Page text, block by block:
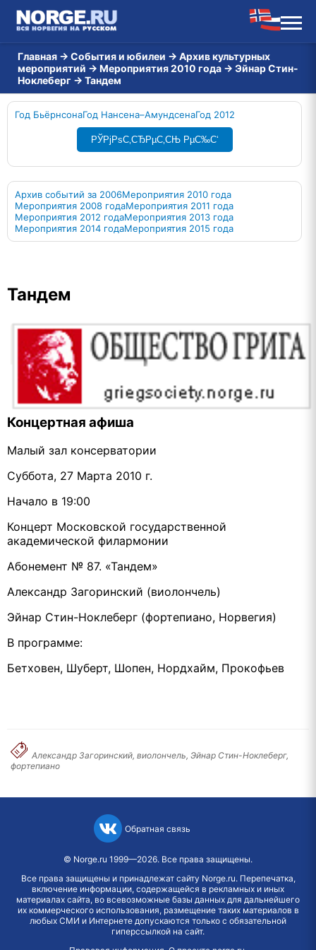
Главная → События и юбилеи → Архив культурных
мероприятий → Мероприятия 2010 года → Эйнар Стин-
Ноклеберг → Тандем
Год БьёрнсонаГод Нансена–АмундсенаГод 2012
РЎРјРѕС‚СЂРµС‚СЊ РµС‰С‘
Архив событий за 2006Мероприятия 2010 года
Мероприятия 2008 годаМероприятия 2011 года
Мероприятия 2012 годаМероприятия 2013 года
Мероприятия 2014 годаМероприятия 2015 года
Тандем
Концертная афиша
Малый зал консерватории
Суббота, 27 Марта 2010 г.
Начало в 19:00
Концерт Московской государственной
академической филармонии
Абонемент № 87. «Тандем»
Александр Загоринский (виолончель)
Эйнар Стин-Ноклеберг (фортепиано, Норвегия)
В программе:
Бетховен, Шуберт, Шопен, Нордхайм, Прокофьев
Александр Загоринский, виолончель, Эйнар Стин-Ноклеберг,
фортепиано
Обратная связь
© Norge.ru 1999—2026. Все права защищены.
Все права защищены и принадлежат сайту Norge.ru. Перепечатка,
включение информации, содержащейся в рекламных и иных
материалах сайта, во всевозможные базы данных для дальнейшего
их коммерческого использования, размещение таких материалов в
любых СМИ и Интернете допускаются только с обязательной
гиперссылкой на сайт.